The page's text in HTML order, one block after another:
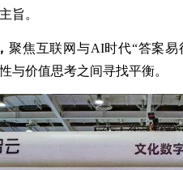
旨。
聚焦互联网与AI时代“答案
与价值思考之间寻找平衡。